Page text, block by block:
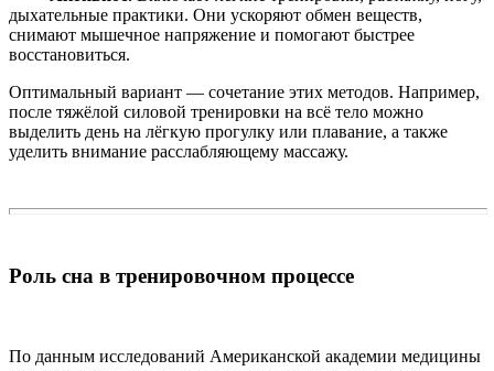
дыхательные практики. Они ускоряют обмен веществ,
снимают мышечное напряжение и помогают быстрее
восстановиться.
Оптимальный вариант — сочетание этих методов. Например,
после тяжёлой силовой тренировки на всё тело можно
выделить день на лёгкую прогулку или плавание, а также
уделить внимание расслабляющему массажу.
Роль сна в тренировочном процессе
По данным исследований Американской академии медицины